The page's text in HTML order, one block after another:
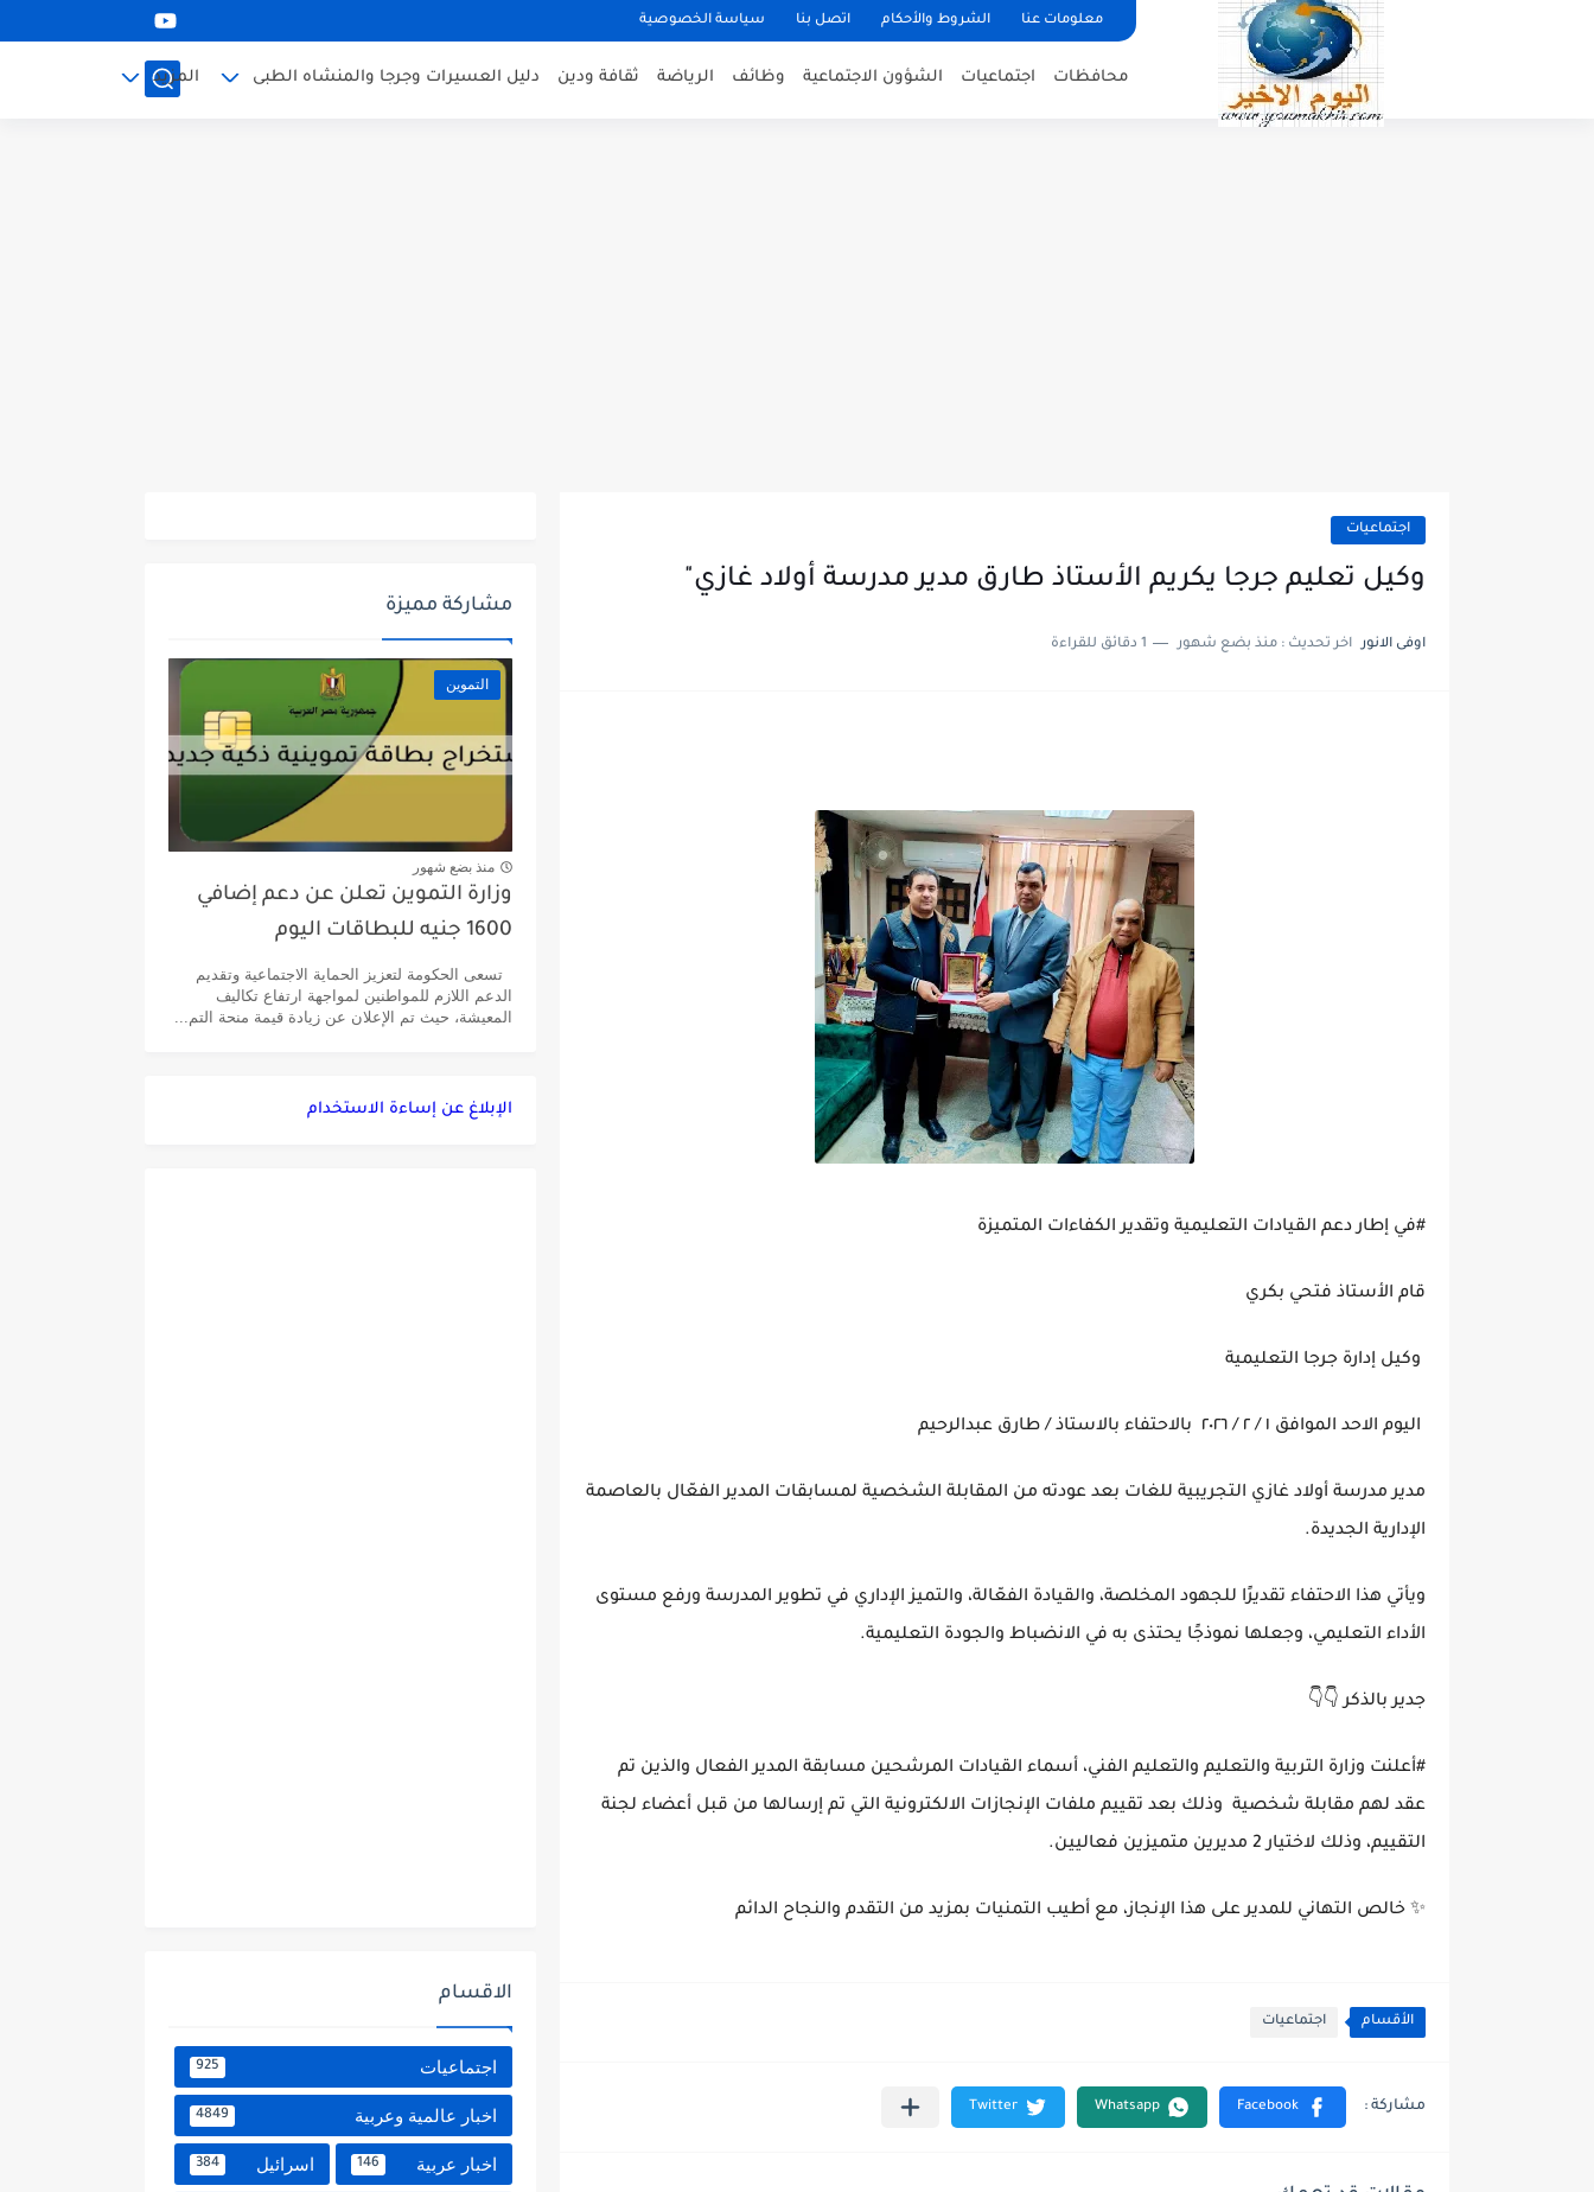
معلومات عنا الشروط والأحكام اتصل بنا سياسة الخصوصية
محافظات اجتماعيات الشؤون الاجتماعية وظائف الرياضة ثقافة ودين دليل العسيرات وجرجا والمنشاه الطبى المزيد
اجتماعيات
وكيل تعليم جرجا يكريم الأستاذ طارق مدير مدرسة أولاد غازي"
اوفى الانور اخر تحديث : منذ بضع شهور 1 دقائق للقراءة
#في إطار دعم القيادات التعليمية وتقدير الكفاءات المتميزة
قام الأستاذ فتحي بكري
وكيل إدارة جرجا التعليمية
اليوم الاحد الموافق ١ / ٢ / ٢٠٢٦ بالاحتفاء بالاستاذ / طارق عبدالرحيم
مدير مدرسة أولاد غازي التجريبية للغات بعد عودته من المقابلة الشخصية لمسابقات المدير الفعّال بالعاصمة
الإدارية الجديدة.
ويأتي هذا الاحتفاء تقديرًا للجهود المخلصة، والقيادة الفعّالة، والتميز الإداري في تطوير المدرسة ورفع مستوى
الأداء التعليمي، وجعلها نموذجًا يحتذى به في الانضباط والجودة التعليمية.
جدير بالذكر 👇👇
#أعلنت وزارة التربية والتعليم والتعليم الفني، أسماء القيادات المرشحين مسابقة المدير الفعال والذين تم
عقد لهم مقابلة شخصية وذلك بعد تقييم ملفات الإنجازات الالكترونية التي تم إرسالها من قبل أعضاء لجنة
التقييم، وذلك لاختيار 2 مديرين متميزين فعاليين.
✨ خالص التهاني للمدير على هذا الإنجاز، مع أطيب التمنيات بمزيد من التقدم والنجاح الدائم
الأقسام اجتماعيات
مشاركة مميزة
التموين
منذ بضع شهور
وزارة التموين تعلن عن دعم إضافي
1600 جنيه للبطاقات اليوم
تسعى الحكومة لتعزيز الحماية الاجتماعية وتقديم
الدعم اللازم للمواطنين لمواجهة ارتفاع تكاليف
المعيشة، حيث تم الإعلان عن زيادة قيمة منحة التم...
الإبلاغ عن إساءة الاستخدام
الاقسام
اجتماعيات 925
اخبار عالمية وعربية 4849
اخبار عربية 146 اسرائيل 384